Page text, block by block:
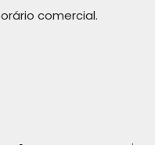
comercial.